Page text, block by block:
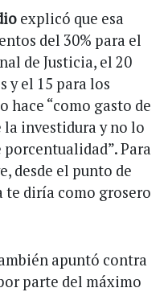
explicó que esa
del 30% para el
de Justicia, el 20
y el 15 para los
hace “como gasto de
investidura y no lo
Para
desde el punto de
te diría como grosero
apuntó contra
parte del máximo